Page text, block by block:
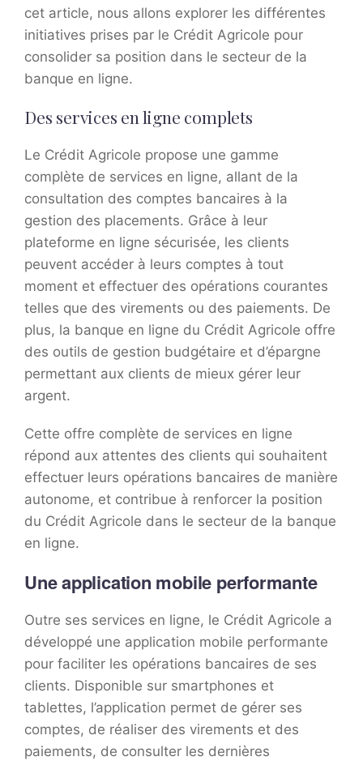
cet article, nous allons explorer les différentes
initiatives prises par le Crédit Agricole pour
consolider sa position dans le secteur de la
banque en ligne.
Des services en ligne complets
Le Crédit Agricole propose une gamme
complète de services en ligne, allant de la
consultation des comptes bancaires à la
gestion des placements. Grâce à leur
plateforme en ligne sécurisée, les clients
peuvent accéder à leurs comptes à tout
moment et effectuer des opérations courantes
telles que des virements ou des paiements. De
plus, la banque en ligne du Crédit Agricole offre
des outils de gestion budgétaire et d’épargne
permettant aux clients de mieux gérer leur
argent.
Cette offre complète de services en ligne
répond aux attentes des clients qui souhaitent
effectuer leurs opérations bancaires de manière
autonome, et contribue à renforcer la position
du Crédit Agricole dans le secteur de la banque
en ligne.
Une application mobile performante
Outre ses services en ligne, le Crédit Agricole a
développé une application mobile performante
pour faciliter les opérations bancaires de ses
clients. Disponible sur smartphones et
tablettes, l’application permet de gérer ses
comptes, de réaliser des virements et des
paiements, de consulter les dernières